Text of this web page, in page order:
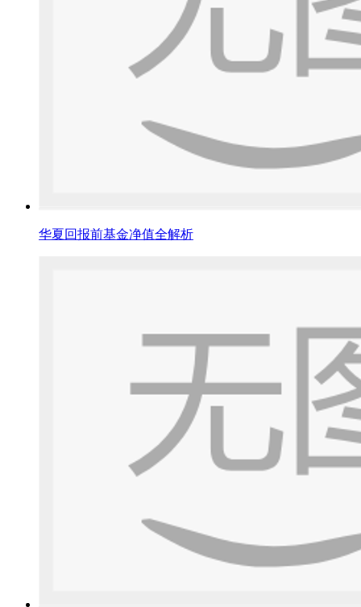
华夏回报前基金净值全解析